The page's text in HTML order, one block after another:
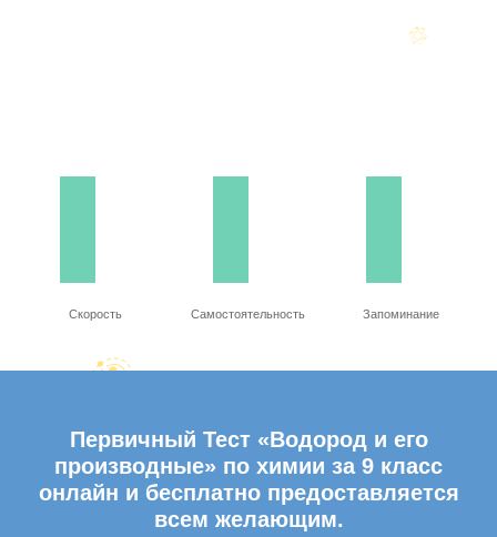
Скорость Самостоятельность Запоминание
Первичный Тест «Водород и его
производные» по химии за 9 класс
онлайн и бесплатно предоставляется
всем желающим.